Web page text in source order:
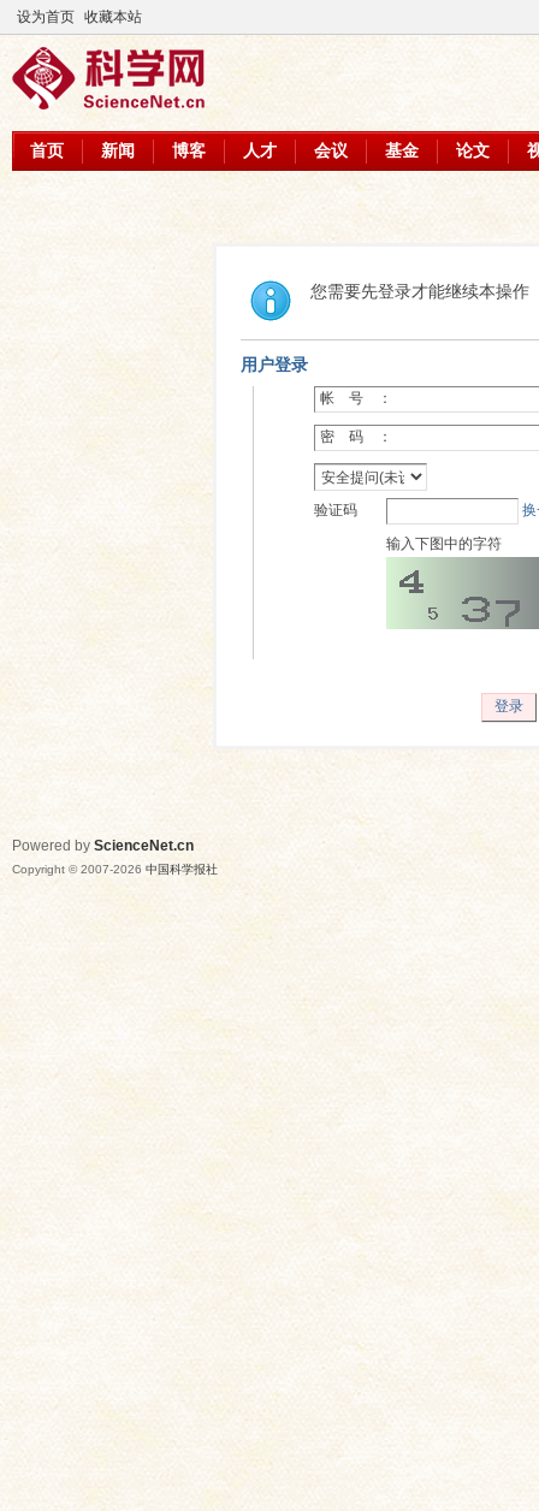
设为首页 收藏本站
首页 新闻 博客 人才 会议 基金 论文
您需要先登录才能继续本操作
用户登录
帐 号 ：
密 码 ：
验证码
输入下图中的字符
登录
Powered by ScienceNet.cn
Copyright © 2007-2026 中国科学报社